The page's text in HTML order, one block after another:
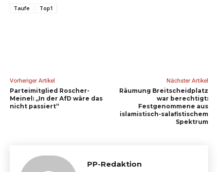
Taufe
Top1
Vorheriger Artikel
Parteimitglied Roscher-
Meinel: „In der AfD wäre das
nicht passiert“
Nächster Artikel
Räumung Breitscheidplatz
war berechtigt:
Festgenommene aus
islamistisch-salafistischem
Spektrum
PP-Redaktion